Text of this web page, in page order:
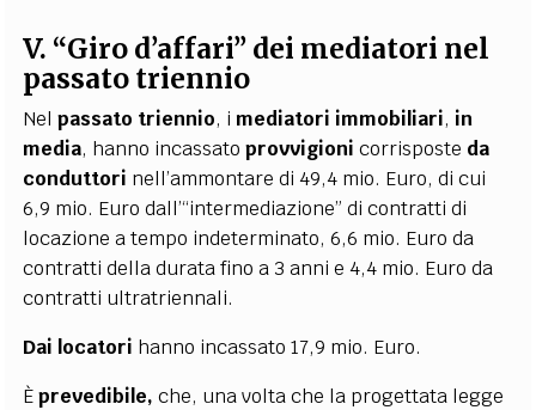
V. “Giro d’affari” dei mediatori nel
passato triennio
Nelpassato triennio, i mediatori immobiliari, in
media, hanno incassatoprovvigioni corrisposte da
conduttori nell’ammontare di 49,4 mio. Euro, di cui
6,9 mio. Euro dall’“intermediazione” di contratti di
locazione a tempo indeterminato, 6,6 mio. Euro da
contratti della durata fino a 3 anni e 4,4 mio. Euro da
contratti ultratriennali.
Dai locatori hanno incassato 17,9 mio. Euro.
Èprevedibile, che, una volta che la progettata legge